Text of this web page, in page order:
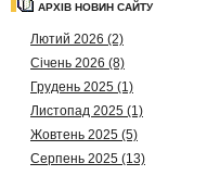
АРХІВ НОВИН САЙТУ
Лютий 2026 (2)
Січень 2026 (8)
Грудень 2025 (1)
Листопад 2025 (1)
Жовтень 2025 (5)
Серпень 2025 (13)